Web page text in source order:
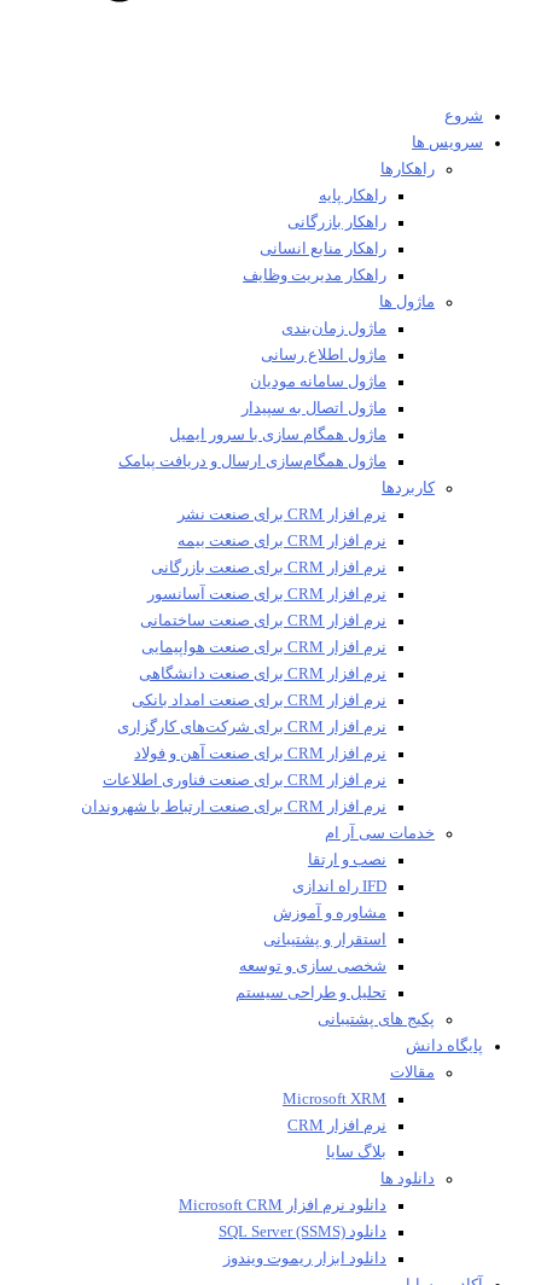
شروع
سرویس ها
راهکارها
راهکار پایه
راهکار بازرگانی
راهکار منابع انسانی
راهکار مدیریت وظایف
ماژول ها
ماژول زمان‌بندی
ماژول اطلاع رسانی
ماژول سامانه مودیان
ماژول اتصال به سپیدار
ماژول همگام سازی با سرور ایمیل
ماژول همگام‌سازی ارسال و دریافت پیامک
کاربردها
نرم افزار CRM برای صنعت نشر
نرم افزار CRM برای صنعت بیمه
نرم افزار CRM برای صنعت بازرگانی
نرم افزار CRM برای صنعت آسانسور
نرم افزار CRM برای صنعت ساختمانی
نرم افزار CRM برای صنعت هواپیمایی
نرم افزار CRM برای صنعت دانشگاهی
نرم افزار CRM برای صنعت امداد بانکی
نرم افزار CRM برای شرکت‌های کارگزاری
نرم افزار CRM برای صنعت آهن و فولاد
نرم افزار CRM برای صنعت فناوری اطلاعات
نرم افزار CRM برای صنعت ارتباط با شهروندان
خدمات سی آر ام
نصب و ارتقا
IFD راه اندازی
مشاوره و آموزش
استقرار و پشتیبانی
شخصی سازی و توسعه
تحلیل و طراحی سیستم
پکیج های پشتیبانی
پایگاه دانش
مقالات
Microsoft XRM
نرم افزار CRM
بلاگ سایا
دانلود ها
دانلود نرم افزار Microsoft CRM
دانلود SQL Server (SSMS)
دانلود ابزار ریموت ویندوز